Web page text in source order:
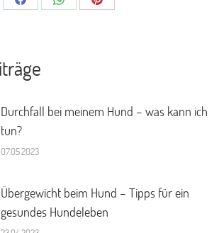
Share
Share
Share
Durchfall bei meinem Hund – was kann ich
tun?
07.05.2023
Übergewicht beim Hund – Tipps für ein
gesundes Hundeleben